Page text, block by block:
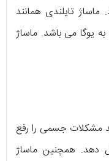
تایلندی همانند
یوگا می باشد. ماساژ
مشکلات جسمی را رفع
دهد. همچنین ماساژ